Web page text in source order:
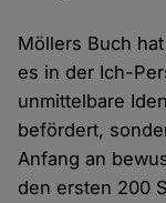
Möllers Buch
es in der Ich-
unmittelbare
befördert,
Anfang an
den ersten 200